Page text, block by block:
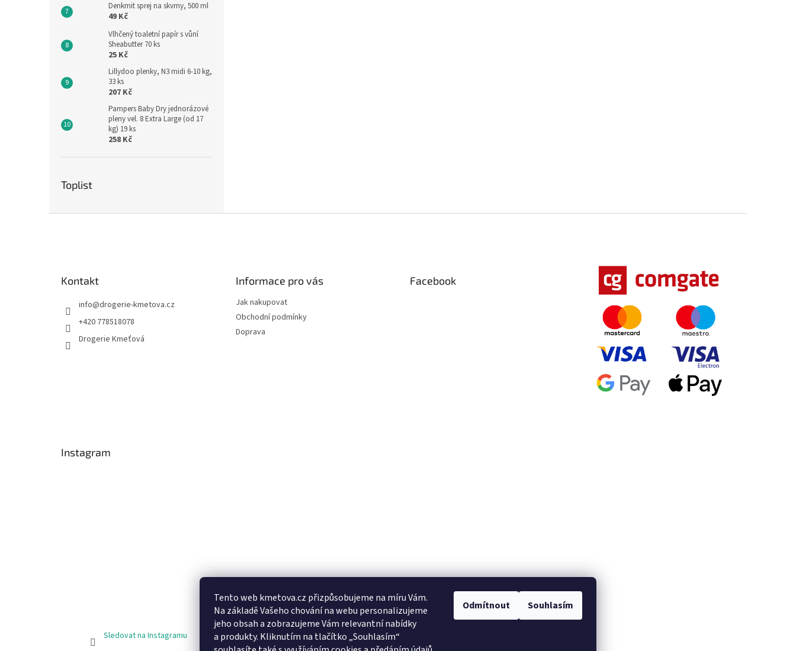
Tento web kmetova.cz přizpůsobujeme na míru Vám.
Na základě Vašeho chování na webu personalizujeme
jeho obsah a zobrazujeme Vám relevantní nabídky
a produkty. Kliknutím na tlačítko „Souhlasím“
Odmítnout Souhlasím
Denkmit sprej na skvrny, 500 ml
49 Kč
Vlhčený toaletní papír s vůní
Sheabutter 70 ks
25 Kč
Lillydoo plenky, N3 midi 6-10 kg,
33 ks
207 Kč
Pampers Baby Dry jednorázové
pleny vel. 8 Extra Large (od 17
kg) 19 ks
258 Kč
Toplist
Kontakt
info@drogerie-kmetova.cz
+420 778518078
Drogerie Kmeťová
Informace pro vás
Jak nakupovat
Obchodní podmínky
Doprava
Facebook
Instagram
Sledovat na Instagramu